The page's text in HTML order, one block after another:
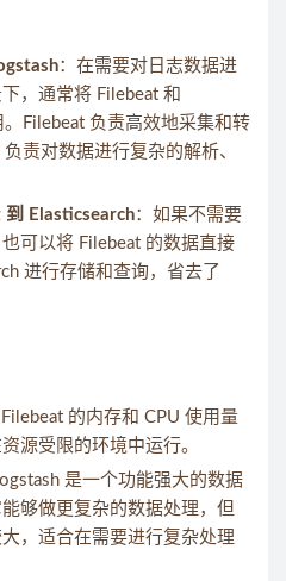
：在需要对日志数据进
，通常将 Filebeat 和
。Filebeat 负责高效地采集和转
责对数据进行复杂的解析、
Elasticsearch：如果不需要
可以将 Filebeat 的数据直接
进行存储和查询，省去了
Filebeat 的内存和 CPU 使用量
源受限的环境中运行。
是一个功能强大的数据
够做更复杂的数据处理，但
，适合在需要进行复杂处理